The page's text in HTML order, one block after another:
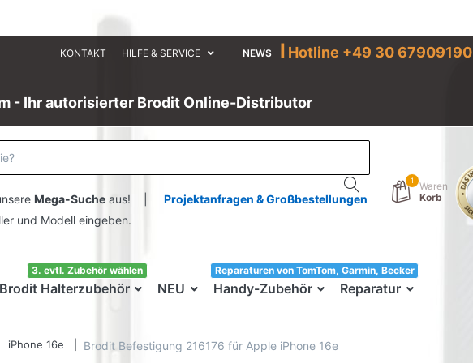
KONTAKT HILFE & SERVICE NEWS I Hotline +49 30 67909190
- Ihr autorisierter Brodit Online-Distributor
Mega-Sucheaus! | Projektanfragen & Großbestellungen
und Modell eingeben.
1
Waren
Korb
Brodit Halterzubehör
3. evtl. Zubehör wählen
NEU Handy-Zubehör
33!
Reparatur
Reparaturen von TomTom, Garmin, Becker
iPhone 16e Brodit Befestigung 216176 für Apple iPhone 16e